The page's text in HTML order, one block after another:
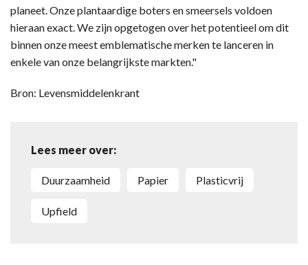
planeet. Onze plantaardige boters en smeersels voldoen
hieraan exact. We zijn opgetogen over het potentieel om dit
binnen onze meest emblematische merken te lanceren in
enkele van onze belangrijkste markten."
Bron: Levensmiddelenkrant
Lees meer over:
duurzaamheid papier plasticvrij
Upfield